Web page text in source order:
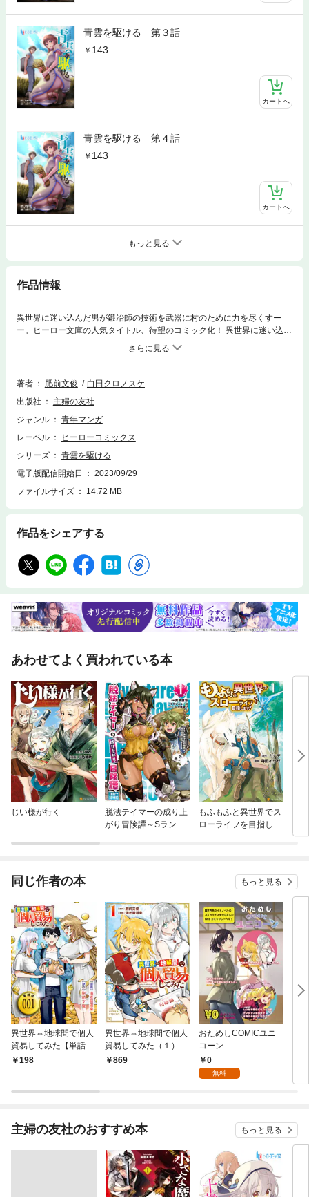
青雲を駆ける 第３話
143
カートへ
青雲を駆ける 第４話
143
カートへ
もっと見る
作品情報
異世界に迷い込んだ男が鍛冶師の技術を武器に村のために力を尽くすー
ー。ヒーロー文庫の人気タイトル、待望のコミック化！ 異世界に迷い込ん
だ男が鍛冶師の技術を武器に村と大切な人たちのために力を尽くすーー。
ヒーロー文庫の人気タイトル、待望のコミック化。 現代日本において、ほ
んのわずかにしか残らない野鍛冶の技を持つ男エイジ。 気がつけば記憶も
なく、見知らぬ場所に立っていた。そこは鉄器ではなく、青銅器が使われ
からエイジは美しい未亡人のタニアと同居することに。 そのまま村で生き
ていくためには、鍛冶師として、何一つ設備も材料もない状態から、三ヶ
試練をクリアしたエイジは、村の一員として認められ、精力的に働いてい
く。しかしその目覚ましい活躍からエイジは領主に目をつけられてしま
たすため、エイジは単身領主の町に向かうーー。 肥前 文俊（ヒゼンフミ
トシ）：本作にてデビュー。「青雲を駆ける」全6巻刊行中！ 白田 クロノ
社）など。
著者 肥前文俊
白田クロノスケ
出版社
主婦の友社
ジャンル
青年マンガ
レーベル
ヒーローコミックス
シリーズ
青雲を駆ける
電子版配信開始日
2023/09/29
ファイルサイズ
14.72 MB
作品をシェアする
あわせてよく買われている本
じい様が行く
脱法テイマーの成り上
がり冒険譚～Sランク
もふもふと異世界でス
ローライフを目指しま
ポ
助
同じ作者の本 もっと見る
異世界⇔地球間で個人
貿易してみた【単話
版】（１）
198
異世界⇔地球間で個人
貿易してみた（１）
【電子限定特典ペーパ
869
おためしCOMICユニ
コーン
0
無料
青
主婦の友社のおすすめ本 もっと見る